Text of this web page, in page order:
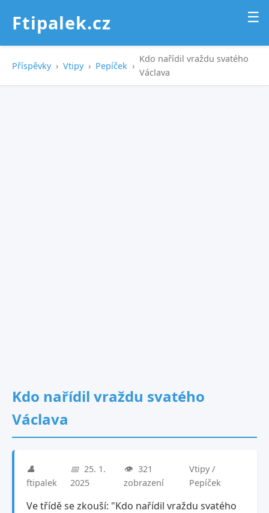
Ftipalek.cz ☰
Příspěvky › Vtipy › Pepíček ›
Kdo nařídil vraždu svatého
Václava
Kdo nařídil vraždu svatého
Václava
👤
ftipalek
📅 25. 1.
2025
👁️ 321
zobrazení
Vtipy /
Pepíček
Ve třídě se zkouší: "Kdo nařídil vraždu svatého